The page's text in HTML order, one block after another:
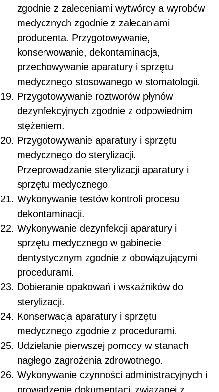
zgodnie z zaleceniami wytwórcy a wyrobów
medycznych zgodnie z zalecaniami
producenta. Przygotowywanie,
konserwowanie, dekontaminacja,
przechowywanie aparatury i sprzętu
medycznego stosowanego w stomatologii.
Przygotowywanie roztworów płynów
dezynfekcyjnych zgodnie z odpowiednim
stężeniem.
Przygotowywanie aparatury i sprzętu
medycznego do sterylizacji.
Przeprowadzanie sterylizacji aparatury i
sprzętu medycznego.
Wykonywanie testów kontroli procesu
dekontaminacji.
Wykonywanie dezynfekcji aparatury i
sprzętu medycznego w gabinecie
dentystycznym zgodnie z obowiązującymi
procedurami.
Dobieranie opakowań i wskaźników do
sterylizacji.
Konserwacja aparatury i sprzętu
medycznego zgodnie z procedurami.
Udzielanie pierwszej pomocy w stanach
nagłego zagrożenia zdrowotnego.
Wykonywanie czynności administracyjnych i
prowadzenie dokumentacji związanej z